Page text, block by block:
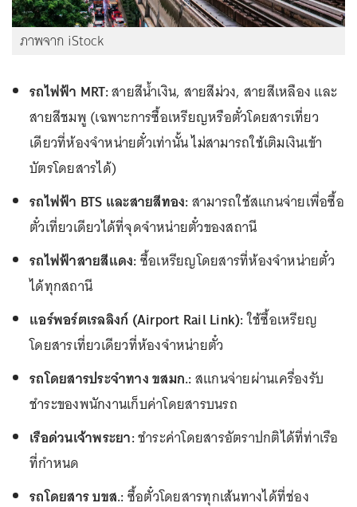
ภาพจาก iStock
รถไฟฟ้า MRT:สายสีน้ำเงิน, สายสีม่วง, สายสีเหลือง และ
สายสีชมพู (เฉพาะการซื้อเหรียญหรือตั๋วโดยสารเที่ยว
เดียวที่ห้องจำหน่ายตั๋วเท่านั้น ไม่สามารถใช้เติมเงินเข้า
บัตรโดยสารได้)
รถไฟฟ้า BTS และสายสีทอง:สามารถใช้สแกนจ่ายเพื่อซื้อ
ตั๋วเที่ยวเดียวได้ที่จุดจำหน่ายตั๋วของสถานี
รถไฟฟ้าสายสีแดง:ซื้อเหรียญโดยสารที่ห้องจำหน่ายตั๋ว
ได้ทุกสถานี
แอร์พอร์ตเรลลิงก์ (Airport Rail Link):ใช้ซื้อเหรียญ
โดยสารเที่ยวเดียวที่ห้องจำหน่ายตั๋ว
รถโดยสารประจำทาง ขสมก.:สแกนจ่ายผ่านเครื่องรับ
ชำระของพนักงานเก็บค่าโดยสารบนรถ
เรือด่วนเจ้าพระยา:ชำระค่าโดยสารอัตราปกติได้ที่ท่าเรือ
ที่กำหนด
รถโดยสาร บขส.:ซื้อตั๋วโดยสารทุกเส้นทางได้ที่ช่อง